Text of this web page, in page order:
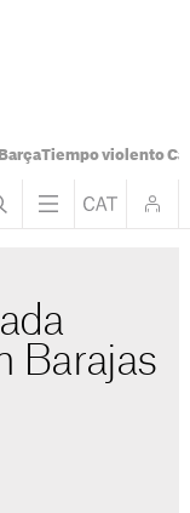
Tiempo violento
Barajas